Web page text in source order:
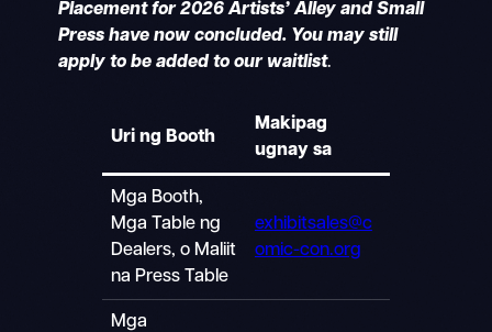
Placement for 2026 Artists’ Alley and Small
Press have now concluded. You may still
apply to be added to our waitlist.
Uri ng Booth
Makipag
ugnay sa
Mga Booth,
Mga Table ng
Dealers, o Maliit
na Press Table
exhibitsales@c
omic-con.org
Mga